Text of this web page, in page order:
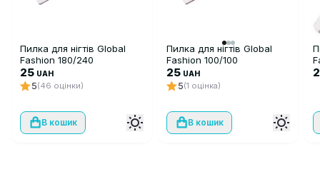
Пилка для нігтів Global
Fashion 180/240
25 UAH
5(46 оцінки)
В кошик
Пилка для нігтів Global
Fashion 100/100
25 UAH
5(1 оцінка)
В кошик